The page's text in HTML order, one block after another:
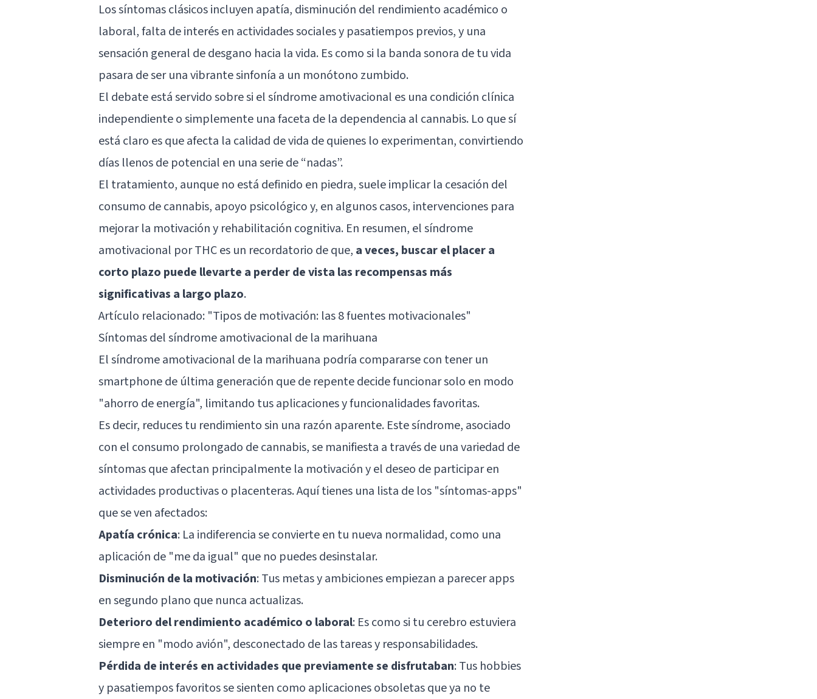
Los síntomas clásicos incluyen apatía, disminución del rendimiento académico o
laboral, falta de interés en actividades sociales y pasatiempos previos, y una
sensación general de desgano hacia la vida. Es como si la banda sonora de tu vida
pasara de ser una vibrante sinfonía a un monótono zumbido.
El debate está servido sobre si el síndrome amotivacional es una condición clínica
independiente o simplemente una faceta de la dependencia al cannabis. Lo que sí
está claro es que afecta la calidad de vida de quienes lo experimentan, convirtiendo
días llenos de potencial en una serie de “nadas”.
El tratamiento, aunque no está definido en piedra, suele implicar la cesación del
consumo de cannabis, apoyo psicológico y, en algunos casos, intervenciones para
mejorar la motivación y rehabilitación cognitiva. En resumen, el síndrome
amotivacional por THC es un recordatorio de que, a veces, buscar el placer a
corto plazo puede llevarte a perder de vista las recompensas más
significativas a largo plazo.
Artículo relacionado: "Tipos de motivación: las 8 fuentes motivacionales"
Síntomas del síndrome amotivacional de la marihuana
El síndrome amotivacional de la marihuana podría compararse con tener un
smartphone de última generación que de repente decide funcionar solo en modo
"ahorro de energía", limitando tus aplicaciones y funcionalidades favoritas.
Es decir, reduces tu rendimiento sin una razón aparente. Este síndrome, asociado
con el consumo prolongado de cannabis, se manifiesta a través de una variedad de
síntomas que afectan principalmente la motivación y el deseo de participar en
actividades productivas o placenteras. Aquí tienes una lista de los "síntomas-apps"
que se ven afectados:
Apatía crónica: La indiferencia se convierte en tu nueva normalidad, como una
aplicación de "me da igual" que no puedes desinstalar.
Disminución de la motivación: Tus metas y ambiciones empiezan a parecer apps
en segundo plano que nunca actualizas.
Deterioro del rendimiento académico o laboral: Es como si tu cerebro estuviera
siempre en "modo avión", desconectado de las tareas y responsabilidades.
Pérdida de interés en actividades que previamente se disfrutaban: Tus hobbies
y pasatiempos favoritos se sienten como aplicaciones obsoletas que ya no te